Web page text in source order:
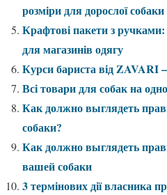
розміри для дорослої собаки
Крафтові пакети з
для магазинів одягу
Курси бариста від ZAVARI –
Всі товари для собак на
Как должно выглядеть
собаки?
Как должно выглядеть
вашей собаки
3 термінових дії власника